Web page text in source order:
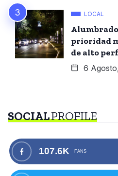
LOCAL
prioridad
de alto
6
SOCIALPROFILE
107.6K FANS